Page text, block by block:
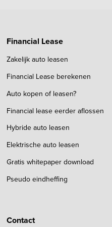
Financial Lease
Zakelijk auto leasen
Financial Lease berekenen
Auto kopen of leasen?
Financial lease eerder aflossen
Hybride auto leasen
Elektrische auto leasen
Gratis whitepaper download
Pseudo eindheffing
Contact